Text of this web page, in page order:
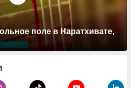
поле в Наратхивате,